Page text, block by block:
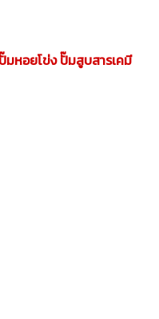
มหอยโข่ง ปั๊มสูบสารเคมี